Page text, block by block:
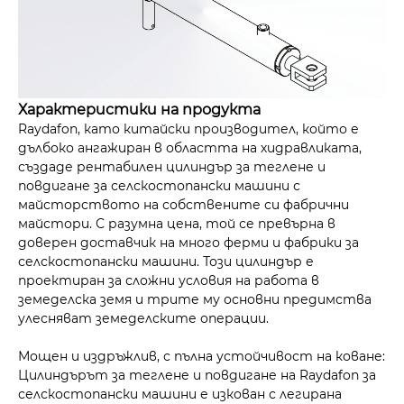
Характеристики на продукта
Raydafon, като китайски производител, който е
дълбоко ангажиран в областта на хидравликата,
създаде рентабилен цилиндър за теглене и
повдигане за селскостопански машини с
майсторството на собствените си фабрични
майстори. С разумна цена, той се превърна в
доверен доставчик на много ферми и фабрики за
селскостопански машини. Този цилиндър е
проектиран за сложни условия на работа в
земеделска земя и трите му основни предимства
улесняват земеделските операции.
Мощен и издръжлив, с пълна устойчивост на коване:
Цилиндърът за теглене и повдигане на Raydafon за
селскостопански машини е изкован с легирана